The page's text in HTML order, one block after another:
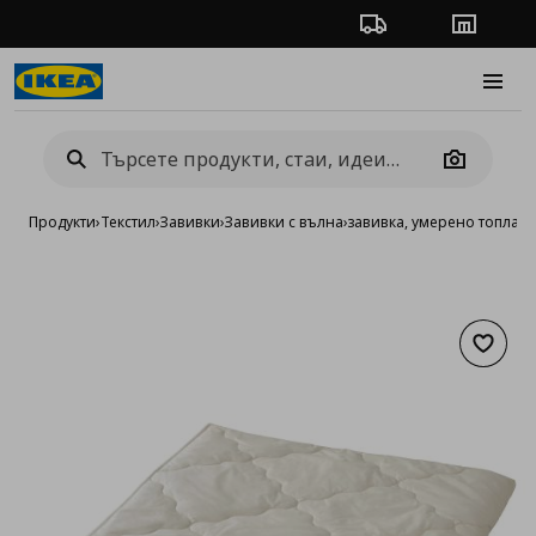
Проследяване на
Camera
Продукти›Текстил›Завивки›Завивки с вълна›завивка, умерено топла